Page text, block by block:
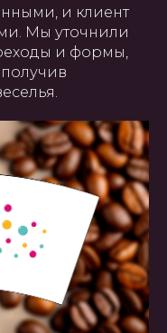
и клиент
Мы уточнили
и формы,